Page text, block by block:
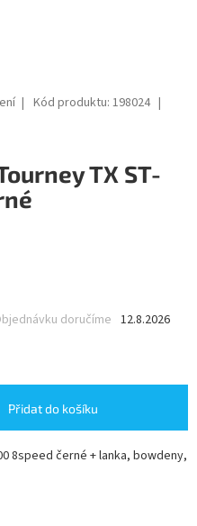
Kód produktu: 198024
TX ST-
12.8.2026
doručíme
Přidat do košíku
8speed černé + lanka, bowdeny,